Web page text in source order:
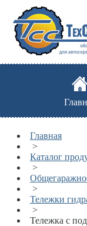
Главная
>
Каталог
>
>
Тележки
>
Тележка с